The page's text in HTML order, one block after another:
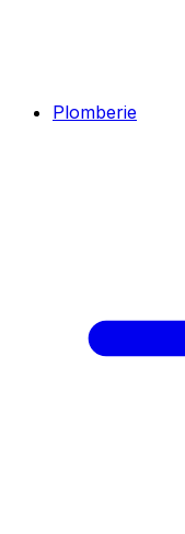
Plomberie